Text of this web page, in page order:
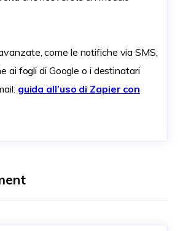
come le notifiche via SMS,
ai fogli di Google o i destinatari
guida all’uso di Zapier con